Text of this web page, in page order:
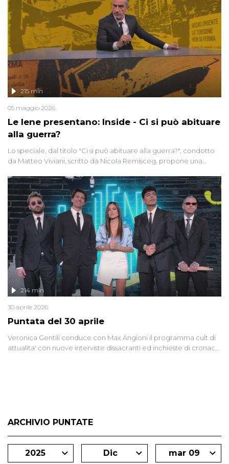
Le Iene presentano: Inside - Ci si può abituare
alla guerra?
215 min
05 maggio 2026
Lo speciale, dal titolo "Ci si può abituare alla guerra?", condotto
da Matteo Viviani, scritto da Nicola Remisceg, propone una
di settore - su quanto la guerra sia diventata una realtà pervasiva.
Anche se l'Italia non è direttamente coinvolta in conflitti armati, il
contesto globale rende impossibile considerarla un fenomeno
lontano.
Puntata del 30 aprile
214 min
30 aprile 2026
Veronica Gentili conduce con Max Angioni il programma cult di
attualita' con nuove interviste dissacranti ed inchieste di cronaca
ARCHIVIO PUNTATE
2025 Dic mar 09